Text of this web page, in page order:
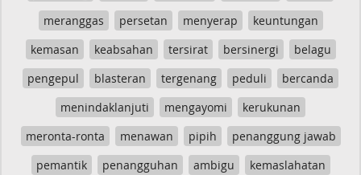
meranggas
persetan menyerap
keuntungan
kemasan
keabsahan tersirat bersinergi
belagu
pengepul
blasteran tergenang peduli
bercanda
menindaklanjuti
mengayomi
kerukunan
meronta-ronta
menawan pipih
penanggung jawab
pemantik
penangguhan ambigu
kemaslahatan